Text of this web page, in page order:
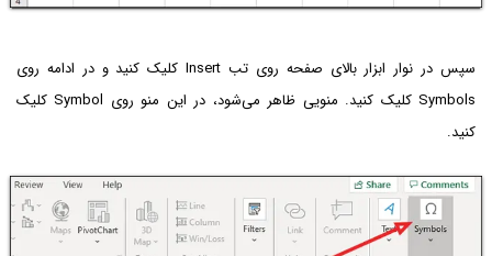
سپس در نوار ابزار بالای صفحه روی تب Insert کلیک کنید و در ادامه روی
Symbols کلیک کنید. منویی ظاهر می‌شود، در این منو روی Symbol کلیک
کنید.